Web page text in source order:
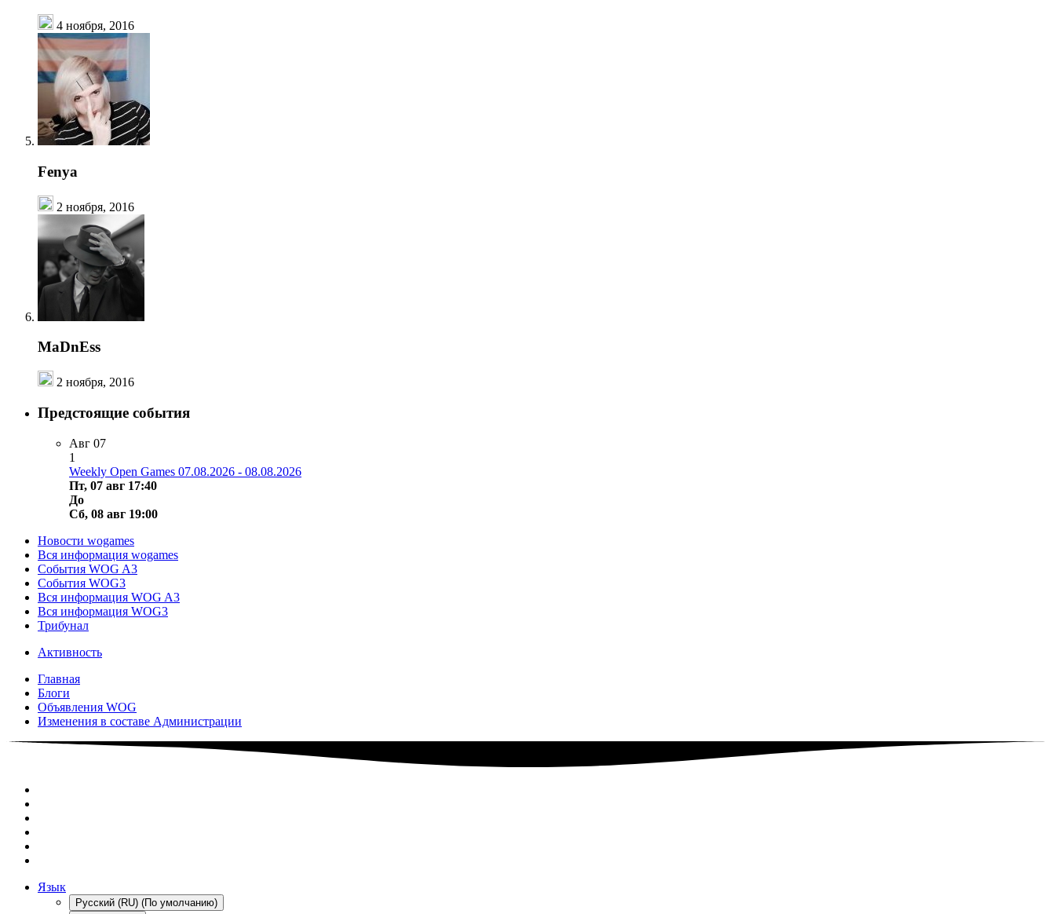
4 ноября, 2016
Fenya
2 ноября, 2016
MaDnEss
2 ноября, 2016
Предстоящие события
Авг 07
1
Weekly Open Games 07.08.2026 - 08.08.2026
Пт, 07 авг 17:40
До
Сб, 08 авг 19:00
Новости wogames
Вся информация wogames
События WOG A3
События WOG3
Вся информация WOG A3
Вся информация WOG3
Трибунал
Активность
Главная
Блоги
Объявления WOG
Изменения в составе Администрации
Язык
Русский (RU) (По умолчанию)